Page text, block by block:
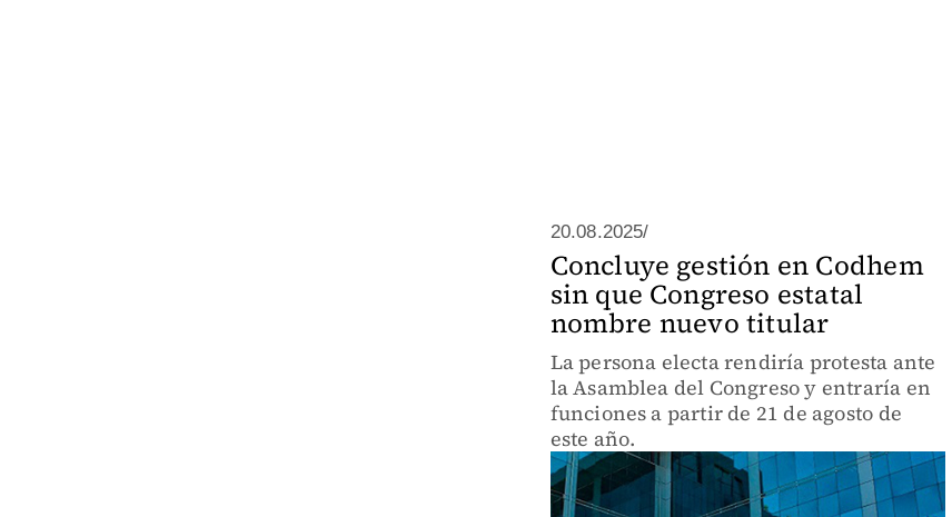
20.08.2025/
Concluye gestión en Codhem
sin que Congreso estatal
nombre nuevo titular
La persona electa rendiría protesta ante
la Asamblea del Congreso y entraría en
funciones a partir de 21 de agosto de
este año.